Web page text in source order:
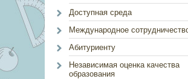
Доступная среда
Международное
Абитуриенту
Независимая оценка качества
образования